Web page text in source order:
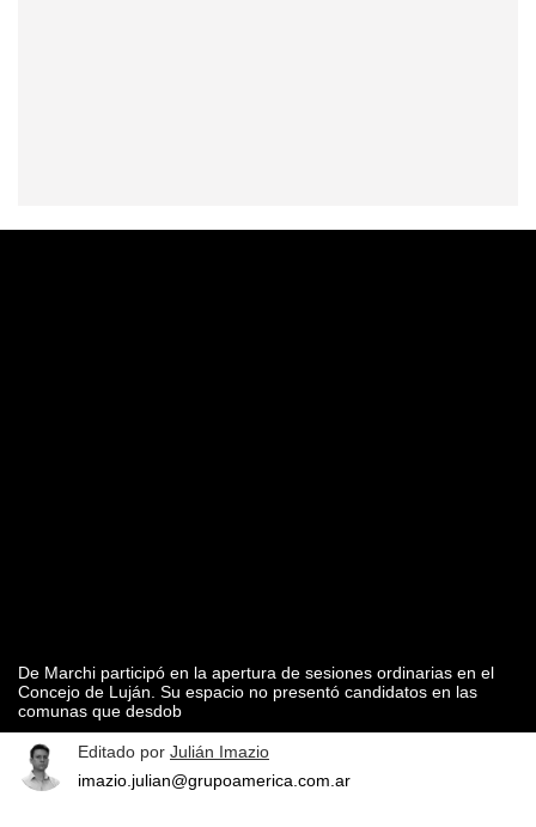
De Marchi participó en la apertura de sesiones ordinarias en el
Concejo de Luján. Su espacio no presentó candidatos en las
comunas que desdob
Editado por Julián Imazio
imazio.julian@grupoamerica.com.ar